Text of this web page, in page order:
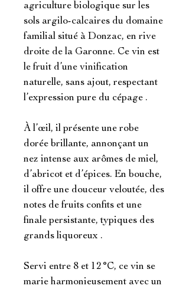
agriculture biologique sur les
sols argilo‑calcaires du domaine
familial situé à Donzac, en rive
droite de la Garonne. Ce vin est
le fruit d’une vinification
naturelle, sans ajout, respectant
l’expression pure du cépage .
À l’œil, il présente une robe
dorée brillante, annonçant un
nez intense aux arômes de miel,
d’abricot et d’épices. En bouche,
il offre une douceur veloutée, des
notes de fruits confits et une
finale persistante, typiques des
grands liquoreux .
Servi entre 8 et 12 °C, ce vin se
marie harmonieusement avec un